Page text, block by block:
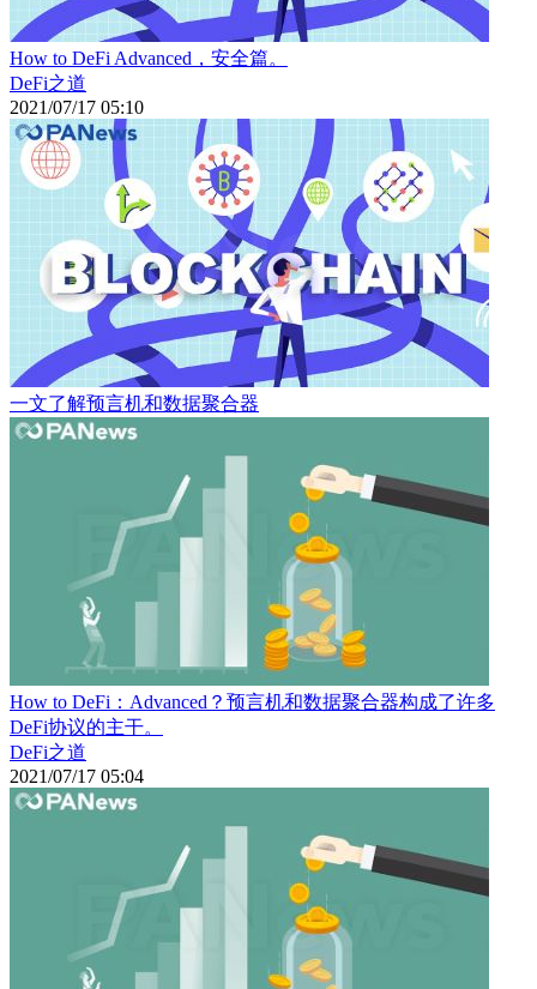
How to DeFi Advanced，安全篇。
DeFi之道
2021/07/17 05:10
一文了解预言机和数据聚合器
How to DeFi：Advanced？预言机和数据聚合器构成了许多
DeFi协议的主干。
DeFi之道
2021/07/17 05:04